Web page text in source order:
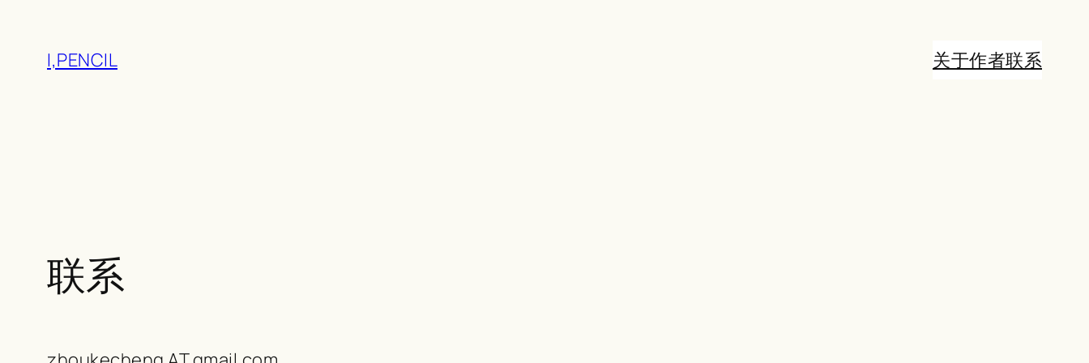
I,PENCIL 关于作者联系
联系